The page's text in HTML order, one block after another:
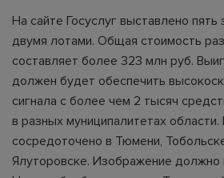
На сайте Госуслуг выставлено пять
двумя лотами. Общая стоимость
составляет более 323 млн руб.
должен будет обеспечить
сигнала с более чем 2 тысяч
в разных муниципалитетах
сосредоточено в Тюмени,
Ялуторовске. Изображение должно